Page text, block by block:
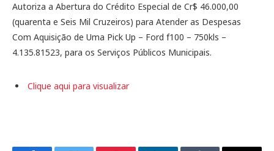
Autoriza a Abertura do Crédito Especial de Cr$ 46.000,00
(quarenta e Seis Mil Cruzeiros) para Atender as Despesas
Com Aquisição de Uma Pick Up – Ford f100 – 750kls –
4.135.81523, para os Serviços Públicos Municipais.
Clique aqui para visualizar